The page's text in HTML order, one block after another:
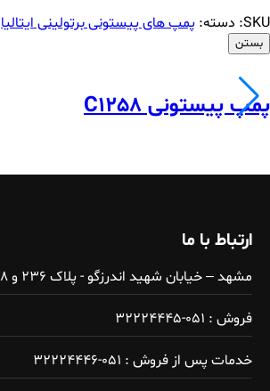
SKU: دسته: پمپ های پیستونی برتولینی ایتالیا
بستن
پمپ پیستونی C1258
ارتباط با ما
مشهد – خیابان شهید اندرزگو - پلاک ۲۳۶ و ۲۳۸
فروش : ۰۵۱-۳۲۲۲۴۴۴۵
خدمات پس از فروش : ۰۵۱-۳۲۲۲۴۴۴۶